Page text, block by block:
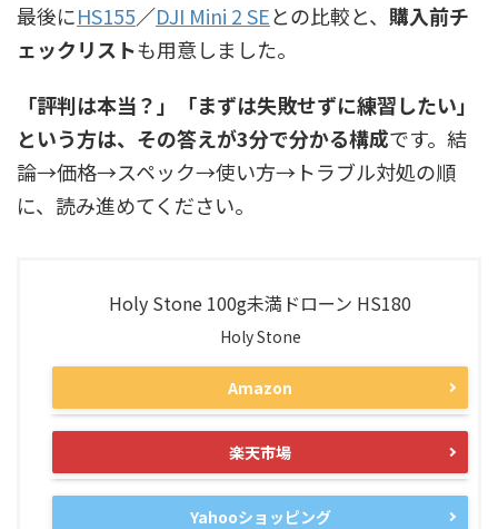
最後にHS155／DJI Mini 2 SEとの比較と、 購入前チ
ェックリストも用意しました。
「評判は本当？」「まずは失敗せずに練習したい」
という方は、その答えが3分で分かる構成です。結
論→価格→スペック→使い方→トラブル対処の順
に、読み進めてください。
Holy Stone 100g未満ドローン HS180
Holy Stone
Amazon
楽天市場
Yahooショッピング